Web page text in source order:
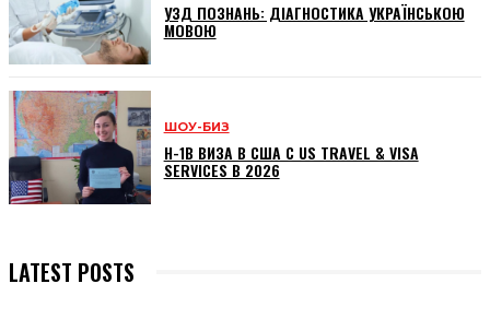
УЗД ПОЗНАНЬ: ДІАГНОСТИКА УКРАЇНСЬКОЮ
МОВОЮ
ШОУ-БИЗ
H-1B ВИЗА В США С US TRAVEL & VISA
SERVICES В 2026
LATEST POSTS